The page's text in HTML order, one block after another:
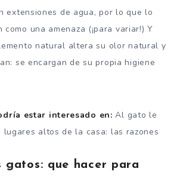
extensiones de agua, por lo que lo
como una amenaza (¡para variar!) Y
natural altera su olor natural y
se encargan de su propia higiene
estar interesado en: Al gato le
lugares altos de la casa: las razones
gatos: que hacer para